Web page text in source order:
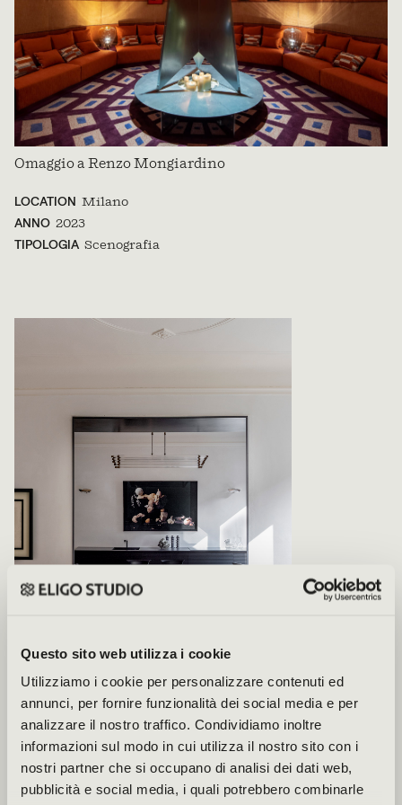
Questo sito web utilizza i cookie
Utilizziamo i cookie per personalizzare contenuti ed
annunci, per fornire funzionalità dei social media e per
analizzare il nostro traffico. Condividiamo inoltre
informazioni sul modo in cui utilizza il nostro sito con i
nostri partner che si occupano di analisi dei dati web,
pubblicità e social media, i quali potrebbero combinarle
Omaggio a Renzo Mongiardino
LOCATION Milano
ANNO 2023
TIPOLOGIA Scenografia
Appartamento a Milano in Porta
Venezia
LOCATION Milano, Italia
ANNO 2022